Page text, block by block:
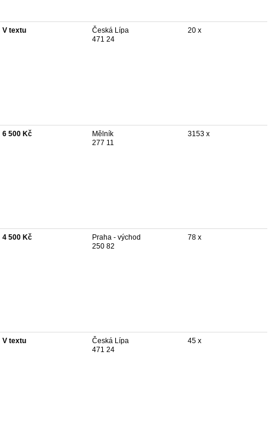
V textu
Česká Lípa
471 24
20 x
6 500 Kč
Mělník
277 11
3153 x
4 500 Kč
Praha - východ
250 82
78 x
V textu
Česká Lípa
471 24
45 x